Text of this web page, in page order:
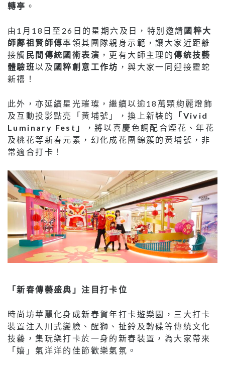
轉亭 。
由1月18日至26日的星期六及日，特別邀請國粹大
師鄺祖賢師傅率領其團隊親身示範，讓大家近距離
接觸 民間傳統國術表演 ，更有大師主理的傳統技藝
體驗班以及 國粹創意工作坊 ，與大家一同迎接靈蛇
新禧！
此外，亦延續星光璀璨，繼續以逾18萬顆絢麗燈飾
及互動投影點亮「黃埔號」，換上新裝的
「Vivid
Luminary Fest」
，將以喜慶色調配合煙花、年花
及桃花等新春元素，幻化成花團錦簇的黃埔號，非
常適合打卡！
「新春傳藝盛典」注目打卡位
時尚坊華麗化身成新春賀年打卡遊樂園，三大打卡
裝置注入川式變臉、醒獅、扯鈴及轉碟等傳統文化
技藝，集玩樂打卡於一身的新春裝置，為大家帶來
「嬉」氣洋洋的佳節歡樂氣氛。